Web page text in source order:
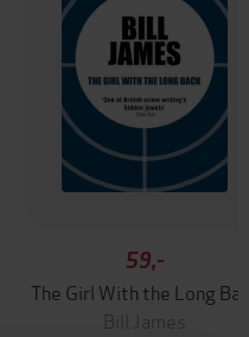
59,-
The Girl With the Long
Bill James